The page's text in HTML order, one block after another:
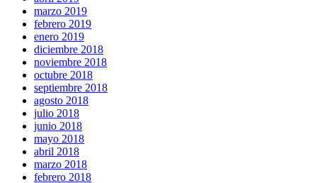
marzo 2019
febrero 2019
enero 2019
diciembre 2018
noviembre 2018
octubre 2018
septiembre 2018
agosto 2018
julio 2018
junio 2018
mayo 2018
abril 2018
marzo 2018
febrero 2018